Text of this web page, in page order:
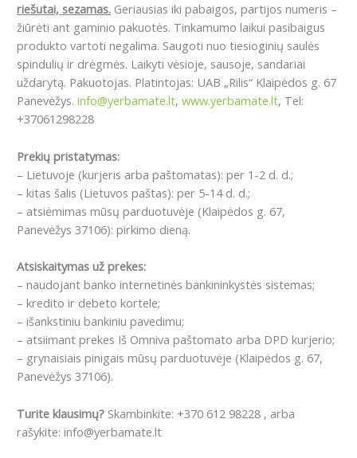
riešutai, sezamas. Geriausias iki pabaigos, partijos numeris –
žiūrėti ant gaminio pakuotės. Tinkamumo laikui pasibaigus
produkto vartoti negalima. Saugoti nuo tiesioginių saulės
spindulių ir drėgmės. Laikyti vėsioje, sausoje, sandariai
uždarytą. Pakuotojas. Platintojas: UAB „Rilis“ Klaipėdos g. 67
Panevėžys. info@yerbamate.lt, www.yerbamate.lt, Tel:
+37061298228
Prekių pristatymas:
– Lietuvoje (kurjeris arba paštomatas): per 1-2 d. d.;
– kitas šalis (Lietuvos paštas): per 5-14 d. d.;
– atsiėmimas mūsų parduotuvėje (Klaipėdos g. 67,
Panevėžys 37106): pirkimo dieną.
Atsiskaitymas už prekes:
– naudojant banko internetinės bankininkystės sistemas;
– kredito ir debeto kortele;
– išankstiniu bankiniu pavedimu;
– atsiimant prekes Iš Omniva paštomato arba DPD kurjerio;
– grynaisiais pinigais mūsų parduotuvėje (Klaipėdos g. 67,
Panevėžys 37106).
Turite klausimų? Skambinkite: +370 612 98228 , arba
rašykite: info@yerbamate.lt